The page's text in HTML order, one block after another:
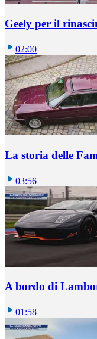
Geely per il
02:00
La storia delle
03:56
A bordo di
01:58